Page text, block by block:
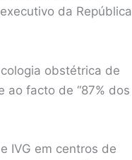
da República
obstétrica de
ao facto de “87% dos
IVG em centros de